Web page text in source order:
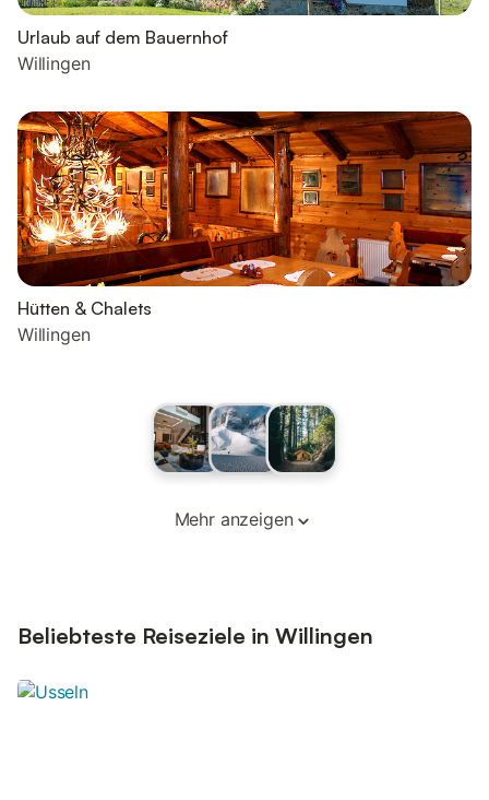
Urlaub auf dem Bauernhof
Willingen
Hütten & Chalets
Willingen
Mehr anzeigen
Beliebteste Reiseziele in Willingen